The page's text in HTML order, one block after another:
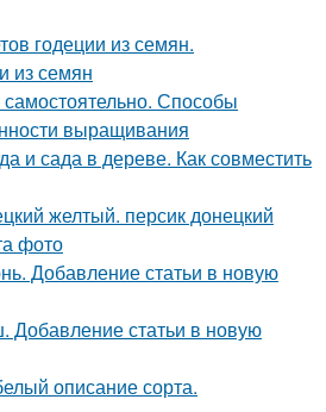
годеции из семян.
из семян
Способы
выращивания
и сада в дереве. Как совместить
желтый. персик донецкий
фото
Добавление статьи в новую
Добавление статьи в новую
описание сорта.